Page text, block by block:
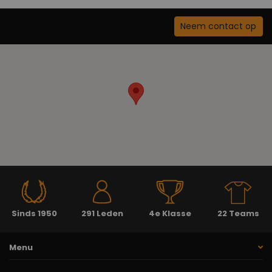
Neem contact op
Sinds 1950 291 Leden 4e Klasse 22 Teams
Menu